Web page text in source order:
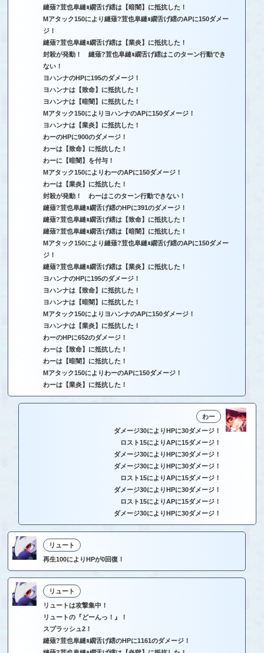
縺薙?荳也阜縺ｮ繝舌げ繧は【暗闇】に抵抗した！
Mアタック150により縺薙?荳也阜縺ｮ繝舌げ繧のAPに150ダメー
ジ！
縺薙?荳也阜縺ｮ繝舌げ繧は【業炎】に抵抗した！
封殺が発動！ 縺薙?荳也阜縺ｮ繝舌げ繧はこのターン行動でき
ない！
ヨハンナのHPに195のダメージ！
ヨハンナは【致命】に抵抗した！
ヨハンナは【暗闇】に抵抗した！
Mアタック150によりヨハンナのAPに150ダメージ！
ヨハンナは【業炎】に抵抗した！
わーのHPに900のダメージ！
わーは【致命】に抵抗した！
わーに【暗闇】を付与！
Mアタック150によりわーのAPに150ダメージ！
わーは【業炎】に抵抗した！
封殺が発動！ わーはこのターン行動できない！
縺薙?荳也阜縺ｮ繝舌げ繧のHPに391のダメージ！
縺薙?荳也阜縺ｮ繝舌げ繧は【致命】に抵抗した！
縺薙?荳也阜縺ｮ繝舌げ繧は【暗闇】に抵抗した！
Mアタック150により縺薙?荳也阜縺ｮ繝舌げ繧のAPに150ダメー
ジ！
縺薙?荳也阜縺ｮ繝舌げ繧は【業炎】に抵抗した！
ヨハンナのHPに195のダメージ！
ヨハンナは【致命】に抵抗した！
ヨハンナは【暗闇】に抵抗した！
Mアタック150によりヨハンナのAPに150ダメージ！
ヨハンナは【業炎】に抵抗した！
わーのHPに652のダメージ！
わーは【致命】に抵抗した！
わーは【暗闇】に抵抗した！
Mアタック150によりわーのAPに150ダメージ！
わーは【業炎】に抵抗した！
わー
ダメージ30によりHPに30ダメージ！
ロスト15によりAPに15ダメージ！
ダメージ30によりHPに30ダメージ！
ダメージ30によりHPに30ダメージ！
ロスト15によりAPに15ダメージ！
ダメージ30によりHPに30ダメージ！
ロスト15によりAPに15ダメージ！
ダメージ30によりHPに30ダメージ！
リュート
再生100によりHPが0回復！
リュート
リュートは攻撃集中！
リュートの『どーんっ！』！
スプラッシュ2！
縺薙?荳也阜縺ｮ繝舌げ繧のHPに1161のダメージ！